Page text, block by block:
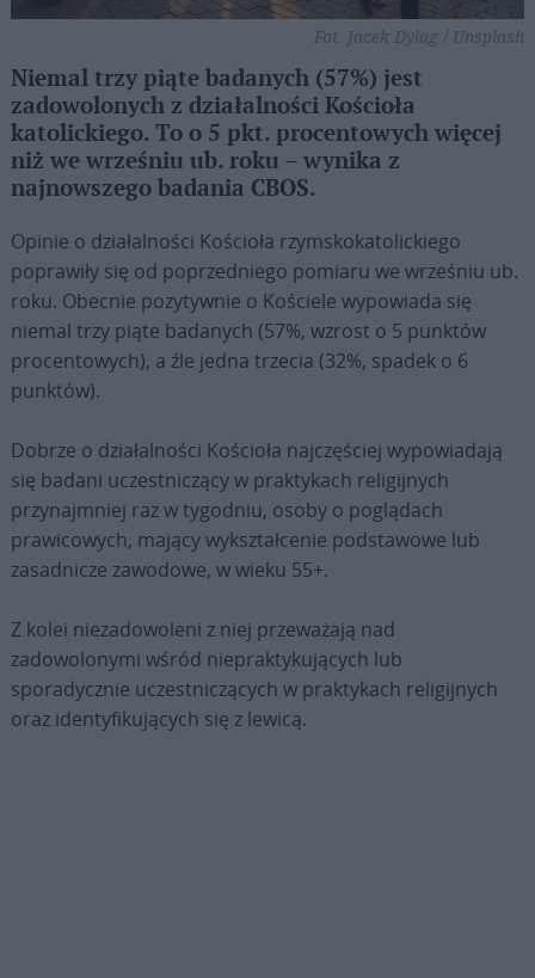
Fot. Jacek Dylag / Unsplash
Niemal trzy piąte badanych (57%) jest
zadowolonych z działalności Kościoła
katolickiego. To o 5 pkt. procentowych więcej
niż we wrześniu ub. roku – wynika z
najnowszego badania CBOS.
Opinie o działalności Kościoła rzymskokatolickiego
poprawiły się od poprzedniego pomiaru we wrześniu ub.
roku. Obecnie pozytywnie o Kościele wypowiada się
niemal trzy piąte badanych (57%, wzrost o 5 punktów
procentowych), a źle jedna trzecia (32%, spadek o 6
punktów).
Dobrze o działalności Kościoła najczęściej wypowiadają
się badani uczestniczący w praktykach religijnych
przynajmniej raz w tygodniu, osoby o poglądach
prawicowych, mający wykształcenie podstawowe lub
zasadnicze zawodowe, w wieku 55+.
Z kolei niezadowoleni z niej przeważają nad
zadowolonymi wśród niepraktykujących lub
sporadycznie uczestniczących w praktykach religijnych
oraz identyfikujących się z lewicą.